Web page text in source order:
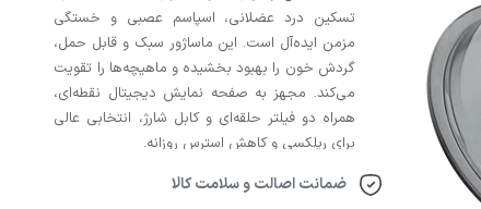
تسکین درد عضلانی، اسپاسم عصبی و خستگی
مزمن ایده‌آل است. این ماساژور سبک و قابل حمل،
گردش خون را بهبود بخشیده و ماهیچه‌ها را تقویت
می‌کند. مجهز به صفحه نمایش دیجیتال نقطه‌ای،
همراه دو فیلتر حلقه‌ای و کابل شارژ، انتخابی عالی
برای ریلکسی و کاهش استرس روزانه.
ضمانت اصالت و سلامت کالا